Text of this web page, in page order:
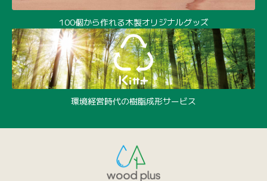
100個から作れる木製オリジナルグッズ
環境経営時代の樹脂成形サービス